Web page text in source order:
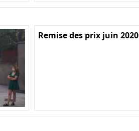
Remise des prix juin 2020